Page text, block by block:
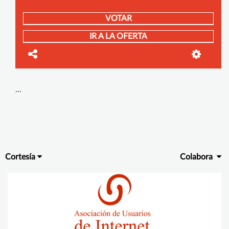
VOTAR
IR A LA OFERTA
...
Cortesía Colabora